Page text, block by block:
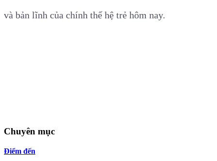
và bản lĩnh của chính thế hệ trẻ hôm nay.
Chuyên mục
Điểm đến